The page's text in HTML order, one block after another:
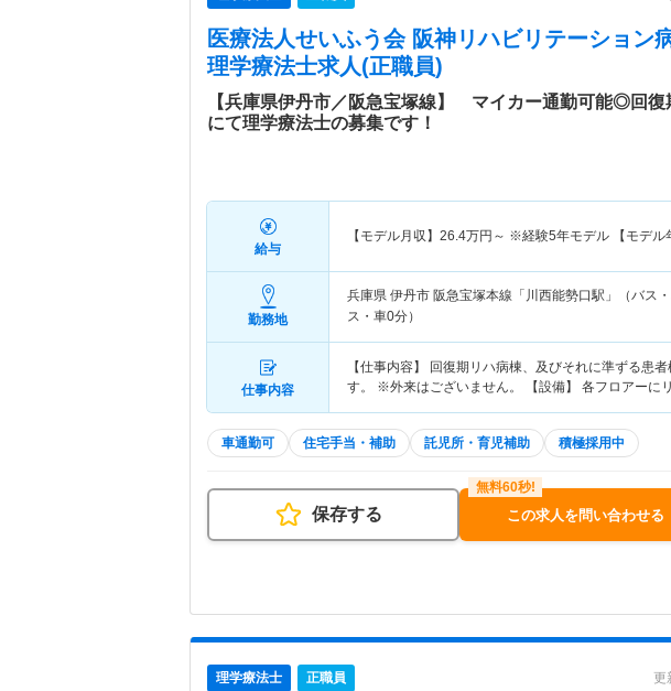
医療法人せいふう会 阪神リハビリテーション
理学療法士求人(正職員)
【兵庫県伊丹市／阪急宝塚線】 マイカー通勤可能◎回復
にて理学療法士の募集です！
給与
【モデル月収】 26.4万円～ ※経験5年モデル 【モデル
勤務地
兵庫県 伊丹市 阪急宝塚本線「川西能勢口駅」（バス
ス・車0分）
仕事内容
【仕事内容】 回復期リハ病棟、及びそれに準ずる患
す。 ※外来はございません。 【設備】 各フロアーに
車通勤可 住宅手当・補助 託児所・育児補助 積極採用中
保存する この求人を問い合わせる
理学療法士 正職員 更